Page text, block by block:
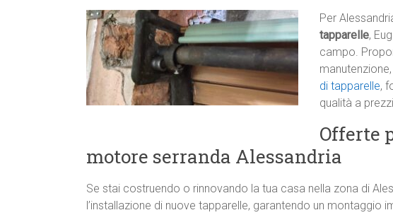
Per
tapparelle,
campo.
di tapparelle,
qualità a
Offerte
motore serranda Alessandria
Se stai costruendo o rinnovando la tua casa nella zona di
l’installazione di nuove tapparelle, garantendo un montaggio